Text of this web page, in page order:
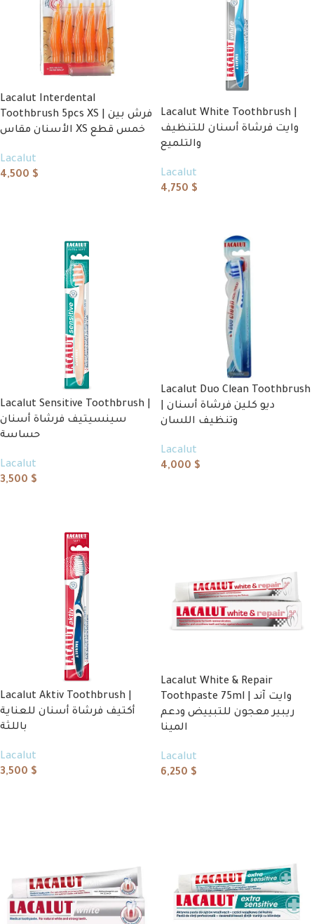
Lacalut Interdental
Toothbrush 5pcs XS | فرش بين
الأسنان مقاس XS خمس قطع
Lacalut
4,500 $
Lacalut White Toothbrush |
وايت فرشاة أسنان للتنظيف
والتلميع
Lacalut
4,750 $
Lacalut Sensitive Toothbrush |
سينسيتيف فرشاة أسنان
حساسة
Lacalut
3,500 $
Lacalut Duo Clean Toothbrush
وتنظيف اللسان
Lacalut
4,000 $
Lacalut Aktiv Toothbrush |
أكتيف فرشاة أسنان للعناية
باللثة
Lacalut
3,500 $
Lacalut White & Repair
Toothpaste 75ml | وايت آند
ريبير معجون للتبييض ودعم
المينا
Lacalut
6,250 $